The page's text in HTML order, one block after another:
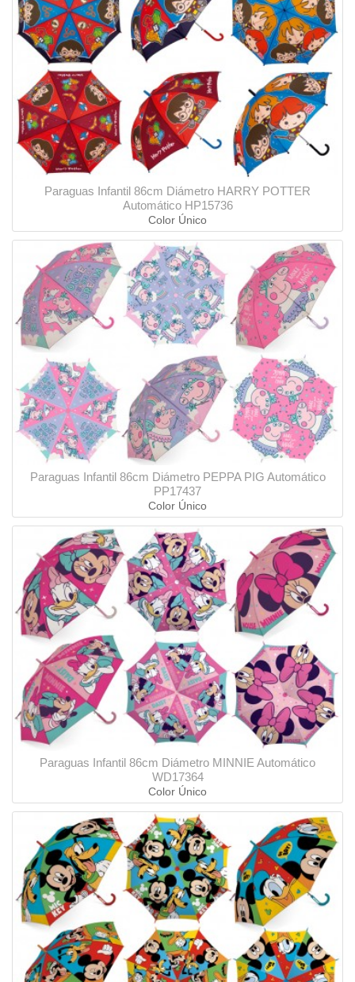
Paraguas Infantil 86cm Diámetro HARRY POTTER
Automático HP15736
Color Único
Paraguas Infantil 86cm Diámetro PEPPA PIG Automático
PP17437
Color Único
Paraguas Infantil 86cm Diámetro MINNIE Automático
WD17364
Color Único